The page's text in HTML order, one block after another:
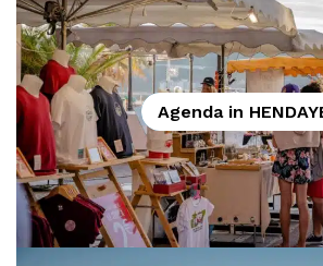
Agenda in